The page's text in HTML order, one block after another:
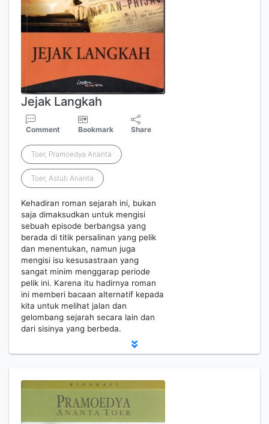
Jejak Langkah
Comment Bookmark Share
Toer, Pramoedya Ananta
Toer, Astuti Ananta
Kehadiran roman sejarah ini, bukan
saja dimaksudkan untuk mengisi
sebuah episode berbangsa yang
berada di titik persalinan yang pelik
dan menentukan, namun juga
mengisi isu kesusastraan yang
sangat minim menggarap periode
pelik ini. Karena itu hadirnya roman
ini memberi bacaan alternatif kepada
kita untuk melihat jalan dan
gelombang sejarah secara lain dan
dari sisinya yang berbeda.